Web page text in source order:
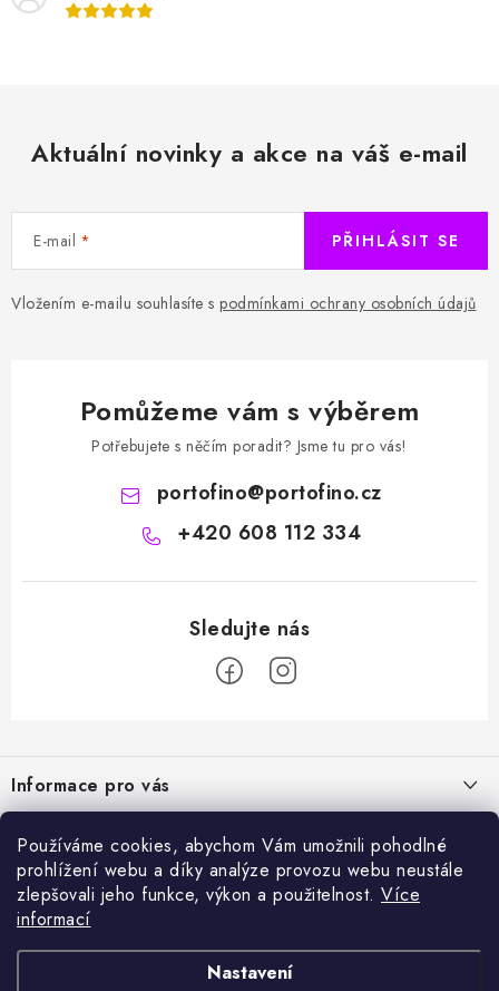
Používáme cookies, abychom Vám umožnili pohodlné
prohlížení webu a díky analýze provozu webu neustále
zlepšovali jeho funkce, výkon a použitelnost. Více
informací
Nastavení
Aktuální novinky a akce na váš e-mail
E-mail
Vložením e-mailu souhlasíte s podmínkami ochrany osobních údajů
PŘIHLÁSIT SE
Pomůžeme vám s výběrem
Potřebujete s něčím poradit? Jsme tu pro vás!
portofino@portofino.cz
+420 608 112 334
p
a
Informace pro vás
Jak nakupovat
O nás
Kontakty
Sortiment
Chemie a péče o vozidla
Příslušenství a ND k automyčkám
Nejprodávanější
Přijímáme online platby